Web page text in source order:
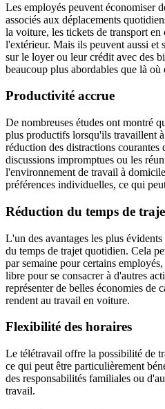
Les employés peuvent économiser
associés aux déplacements
la voiture, les tickets de transport en
l'extérieur. Mais ils peuvent aussi et
sur le loyer ou leur crédit avec des
beaucoup plus abordables que là où
Productivité accrue
De nombreuses études ont montré
plus productifs lorsqu'ils travaillent
réduction des distractions courantes
discussions impromptues ou les
l'environnement de travail à
préférences individuelles, ce qui
Réduction du temps de
L'un des avantages les plus
du temps de trajet quotidien. Cela
par semaine pour certains
libre pour se consacrer à d'autres
représenter de belles économies de
rendent au travail en voiture.
Flexibilité des horaires
Le télétravail offre la possibilité de
ce qui peut être particulièrement
des responsabilités familiales ou
travail.